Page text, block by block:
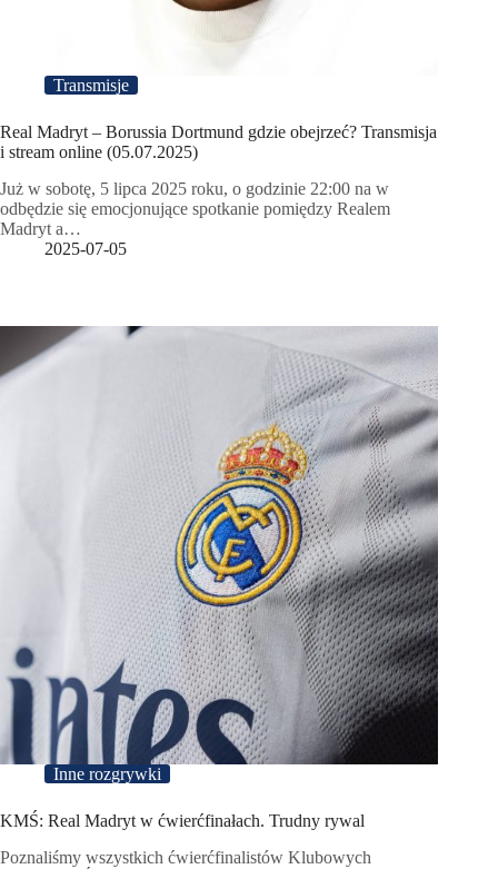
Transmisje
Real Madryt – Borussia Dortmund gdzie obejrzeć? Transmisja
i stream online (05.07.2025)
Już w sobotę, 5 lipca 2025 roku, o godzinie 22:00 na w
odbędzie się emocjonujące spotkanie pomiędzy Realem
Madryt a…
2025-07-05
Inne rozgrywki
KMŚ: Real Madryt w ćwierćfinałach. Trudny rywal
Poznaliśmy wszystkich ćwierćfinalistów Klubowych